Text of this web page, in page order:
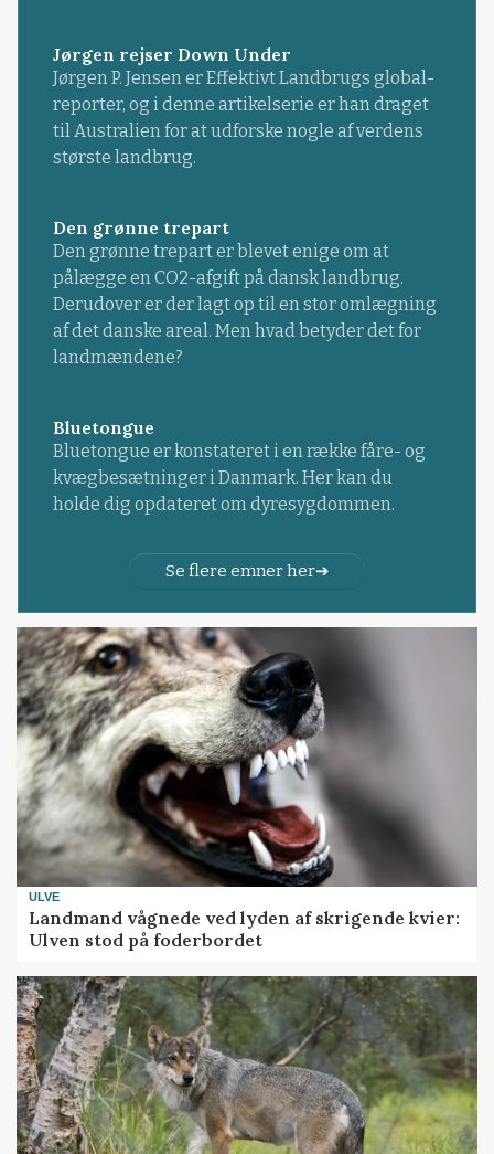
Jørgen rejser Down Under
Jørgen P. Jensen er Effektivt Landbrugs global-
reporter, og i denne artikelserie er han draget
til Australien for at udforske nogle af verdens
største landbrug.
Den grønne trepart
Den grønne trepart er blevet enige om at
pålægge en CO2-afgift på dansk landbrug.
Derudover er der lagt op til en stor omlægning
af det danske areal. Men hvad betyder det for
landmændene?
Bluetongue
Bluetongue er konstateret i en række fåre- og
kvægbesætninger i Danmark. Her kan du
holde dig opdateret om dyresygdommen.
Se flere emner her
ULVE
Landmand vågnede ved lyden af skrigende kvier:
Ulven stod på foderbordet